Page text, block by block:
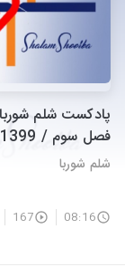
پادکست شلم
فصل سوم / 1399
شلم شوربا
08:16
167